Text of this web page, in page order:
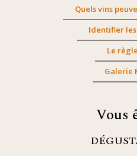
Quels vins
Identifier
Le
Galerie
Vous